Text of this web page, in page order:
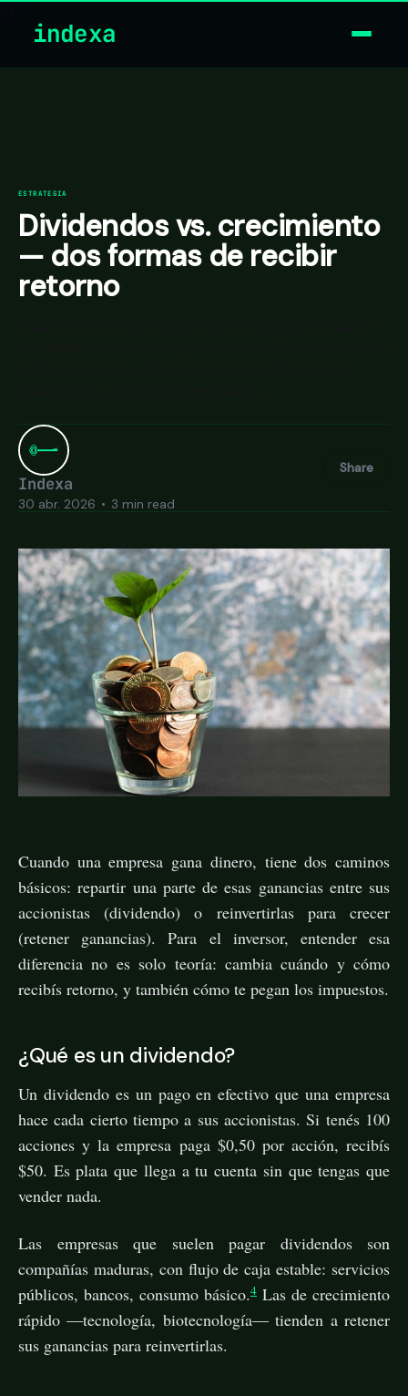
indexa
ESTRATEGIA
Dividendos vs. crecimiento
— dos formas de recibir
retorno
Indexa
30 abr. 2026 • 3 min read
Share
Cuando una empresa gana dinero, tiene dos caminos
básicos: repartir una parte de esas ganancias entre sus
accionistas (dividendo) o reinvertirlas para crecer
(retener ganancias). Para el inversor, entender esa
diferencia no es solo teoría: cambia cuándo y cómo
recibís retorno, y también cómo te pegan los impuestos.
¿Qué es un dividendo?
Un dividendo es un pago en efectivo que una empresa
hace cada cierto tiempo a sus accionistas. Si tenés 100
acciones y la empresa paga $0,50 por acción, recibís
$50. Es plata que llega a tu cuenta sin que tengas que
vender nada.
Las empresas que suelen pagar dividendos son
compañías maduras, con flujo de caja estable: servicios
públicos, bancos, consumo básico.4 Las de crecimiento
rápido —tecnología, biotecnología— tienden a retener
sus ganancias para reinvertirlas.